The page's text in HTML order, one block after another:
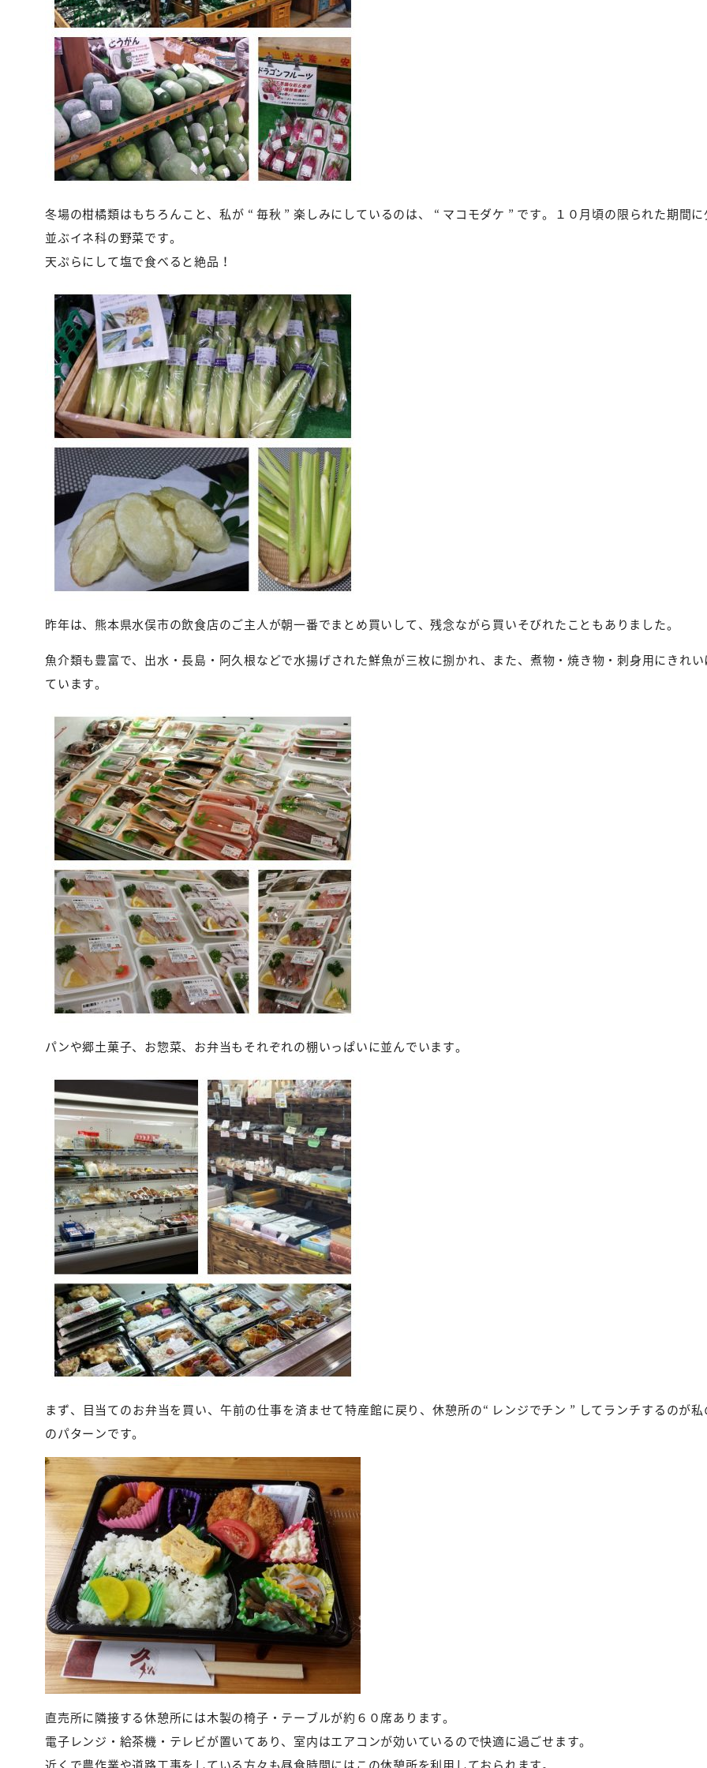
冬場の柑橘類はもちろんこと、私が “ 毎秋 ” 楽しみにしているのは、 “ マコモダケ ” です。１０月頃の限られた期間
並ぶイネ科の野菜です。
天ぷらにして塩で食べると絶品！
昨年は、熊本県水俣市の飲食店のご主人が朝一番でまとめ買いして、残念ながら買いそびれたこともありました。
魚介類も豊富で、出水・長島・阿久根などで水揚げされた鮮魚が三枚に捌かれ、また、煮物・焼き物・刺身用にきれ
ています。
パンや郷土菓子、お惣菜、お弁当もそれぞれの棚いっぱいに並んでいます。
まず、目当てのお弁当を買い、午前の仕事を済ませて特産館に戻り、休憩所の“ レンジでチン ” してランチするのが私
のパターンです。
直売所に隣接する休憩所には木製の椅子・テーブルが約６０席あります。
電子レンジ・給茶機・テレビが置いてあり、室内はエアコンが効いているので快適に過ごせます。